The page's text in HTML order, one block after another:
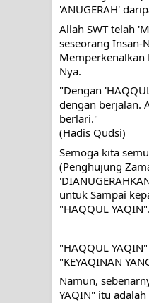
'ANUGERAH'
Allah SWT telah
seseorang Insan-
Nya.
"Dengan
dengan berjalan.
berlari."
(Hadis Qudsi)
Semoga kita
(Penghujung
untuk Sampai
"HAQQUL
"KEYAQINAN
Namun,
YAQIN" itu adalah